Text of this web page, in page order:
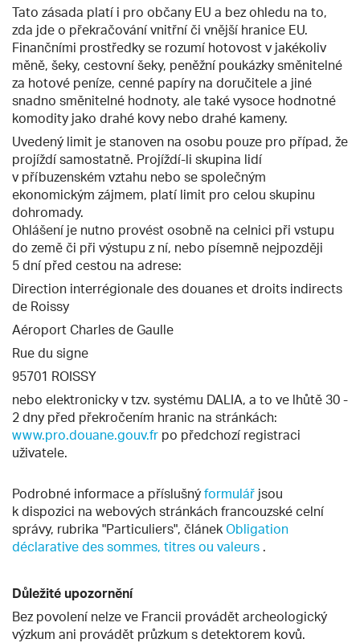
Tato zásada platí i pro občany EU a bez ohledu na to,
zda jde o překračování vnitřní či vnější hranice EU.
Finančními prostředky se rozumí hotovost v jakékoliv
měně, šeky, cestovní šeky, peněžní poukázky směnitelné
za hotové peníze, cenné papíry na doručitele a jiné
snadno směnitelné hodnoty, ale také vysoce hodnotné
komodity jako drahé kovy nebo drahé kameny.
Uvedený limit je stanoven na osobu pouze pro případ, že
projíždí samostatně. Projíždí-li skupina lidí
v příbuzenském vztahu nebo se společným
ekonomickým zájmem, platí limit pro celou skupinu
dohromady.
Ohlášení je nutno provést osobně na celnici při vstupu
do země či při výstupu z ní, nebo písemně nejpozději
5 dní před cestou na adrese:
Direction interrégionale des douanes et droits indirects
de Roissy
Aéroport Charles de Gaulle
Rue du signe
95701 ROISSY
nebo elektronicky v tzv. systému DALIA, a to ve lhůtě 30 -
2 dny před překročením hranic na stránkách:
www.pro.douane.gouv.fr po předchozí registraci
uživatele.
Podrobné informace a příslušný formulář jsou
k dispozici na webových stránkách francouzské celní
správy, rubrika "Particuliers", článek Obligation
déclarative des sommes, titres ou valeurs .
Důležité upozornění
Bez povolení nelze ve Francii provádět archeologický
výzkum ani provádět průzkum s detektorem kovů.